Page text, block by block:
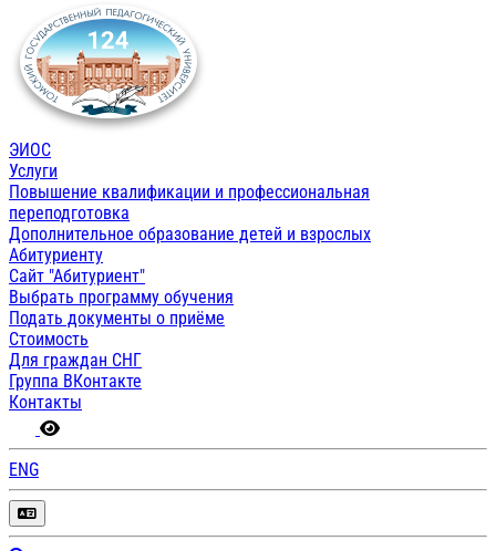
ЭИОС
Услуги
Повышение квалификации и профессиональная
переподготовка
Дополнительное образование детей и взрослых
Абитуриенту
Сайт "Абитуриент"
Выбрать программу обучения
Подать документы о приёме
Стоимость
Для граждан СНГ
Группа ВКонтакте
Контакты
ENG